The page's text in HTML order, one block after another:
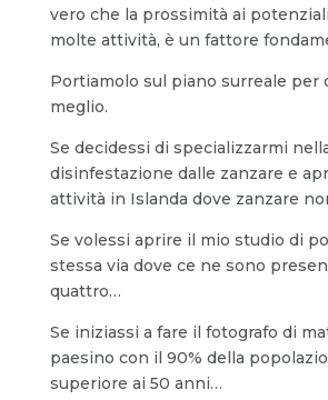
vero che la prossimità ai
molte attività, è un fattore
Portiamolo sul piano surreale per
meglio.
Se decidessi di specializzarmi
disinfestazione dalle zanzare e
attività in Islanda dove zanzare
Se volessi aprire il mio studio di
stessa via dove ce ne sono
quattro…
Se iniziassi a fare il fotografo di
paesino con il 90% della
superiore ai 50 anni…